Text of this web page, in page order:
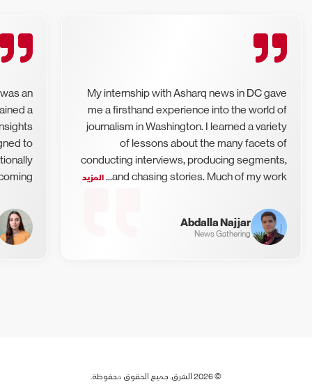
My internship with Asharq news in DC gave
me a firsthand experience into the world of
journalism in Washington. I learned a variety
of lessons about the many facets of
conducting interviews, producing segments,
and chasing stories. Much of my work...
المزيد
Abdalla Najjar
News Gathering
an
a
to
©
2026الشرق. جميع الحقوق محفوظة.